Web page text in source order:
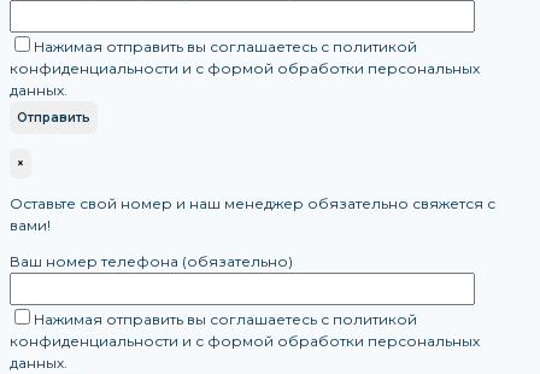
Нажимая отправить вы соглашаетесь с политикой
конфиденциальности и с формой обработки персональных
данных.
×
Оставьте свой номер и наш менеджер обязательно свяжется с
вами!
Ваш номер телефона (обязательно)
Нажимая отправить вы соглашаетесь с политикой
конфиденциальности и с формой обработки персональных
данных.